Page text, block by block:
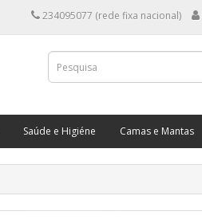
234095077 (rede fixa nacional)
Saúde e Higiéne Camas e Mantas